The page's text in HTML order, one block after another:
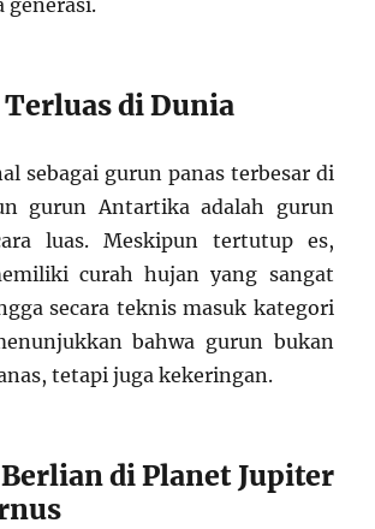
generasi.
di Dunia
sebagai gurun panas terbesar di
gurun Antartika adalah gurun
luas. Meskipun tertutup es,
curah hujan yang sangat
secara teknis masuk kategori
bahwa gurun bukan
tetapi juga kekeringan.
di Planet Jupiter